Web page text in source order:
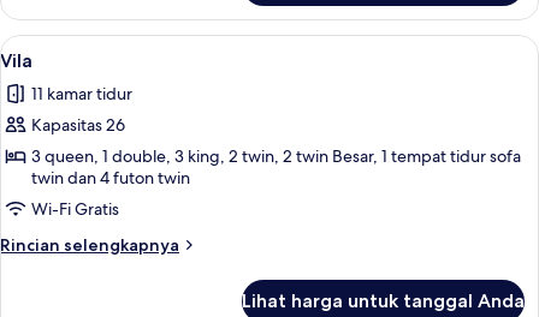
Studio
(#6)
Lihat
semua
foto
untuk
Vila
Vila | Area keluarga | Smart TV 75-
37
Vila
11 kamar tidur
Kapasitas 26
3 queen, 1 double, 3 king, 2 twin, 2 twin Besar, 1 tempat tidur sofa
twin dan 4 futon twin
Wi-Fi Gratis
Rincian selengkapnya
Rincian
Lihat harga untuk tanggal Anda